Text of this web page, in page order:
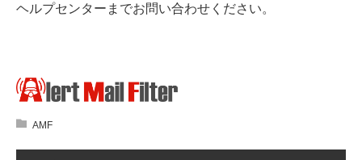
ヘルプセンターまでお問い合わせください。
AMF